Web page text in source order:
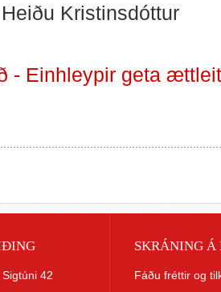
Kristinsdóttur
- Einhleypir geta
42
SKRÁNING Á
Fáðu fréttir og